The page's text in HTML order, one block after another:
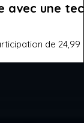
avec une
de